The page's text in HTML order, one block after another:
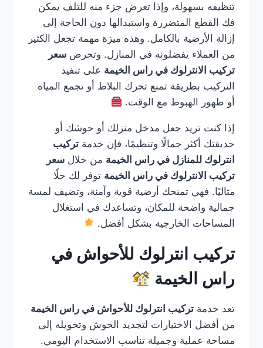
تنظيفه بسهولة، وإذا تعرض جزء منه للتلف يمكن
فك القطع المتضررة واستبدالها دون الحاجة إلى
إزالة الأرضية بالكامل. وهذه ميزة مهمة تجعل الكثير
من العملاء يفضلونه في المنازل. وتحرص سعر
تركيب الانترلوك في راس الخيمة على تنفيذ
التركيب بطريقة تمنع تحرك البلاط أو تجمع المياه
أو ظهور الهبوط مع الوقت.
إذا كنت تريد جعل مدخل منزلك أو حوشك أو
حديقتك أكثر جمالًا وتنظيمًا، فإن خدمة تركيب
انترلوك للمنازل في راس الخيمة من خلال سعر
تركيب الانترلوك في راس الخيمة توفر لك حلًا
مثاليًا. فهي تمنحك أرضية قوية وآمنة، وتضيف لمسة
جمالية واضحة للمكان، وتساعدك في استغلال
المساحات الخارجية بشكل أفضل.
تركيب انترلوك للأحواش في
راس الخيمة
تعد خدمة تركيب انترلوك للأحواش في راس الخيمة
من أفضل الاختيارات لتجديد الحوش وتحويله إلى
مساحة عملية وجميلة تناسب الاستخدام اليومي.